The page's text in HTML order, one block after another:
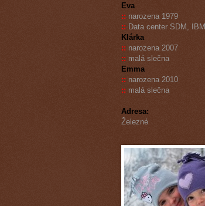
Eva
:: narozena 1979
:: Data center SDM, IBM
Klárka
:: narozena 2007
:: malá slečna
Emma
:: narozena 2010
:: malá slečna
Adresa:
Železné